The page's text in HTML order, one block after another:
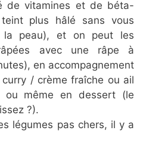
de vitamines et de béta-
plus hâlé sans vous
la peau), et on peut les
avec une râpe à
en accompagnement
curry / crème fraîche ou ail
ou même en dessert (le
?).
légumes pas chers, il y a